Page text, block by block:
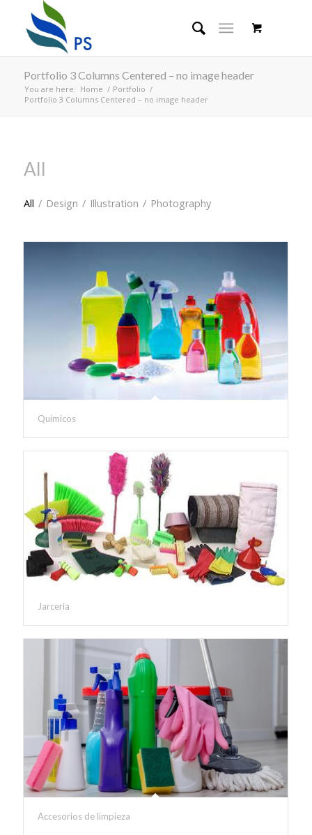
Portfolio 3 Columns Centered – no image header
You are here: Home / Portfolio /
Portfolio 3 Columns Centered – no image header
All
All / Design / Illustration / Photography
Quimicos
Jarceria
Accesorios de limpieza